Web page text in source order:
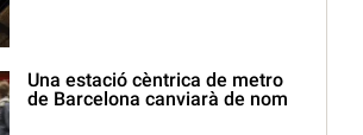
Una estació cèntrica de metro
de Barcelona canviarà de nom